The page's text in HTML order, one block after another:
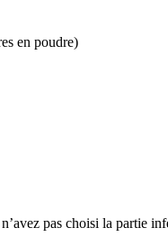
en poudre)
pas choisi la partie